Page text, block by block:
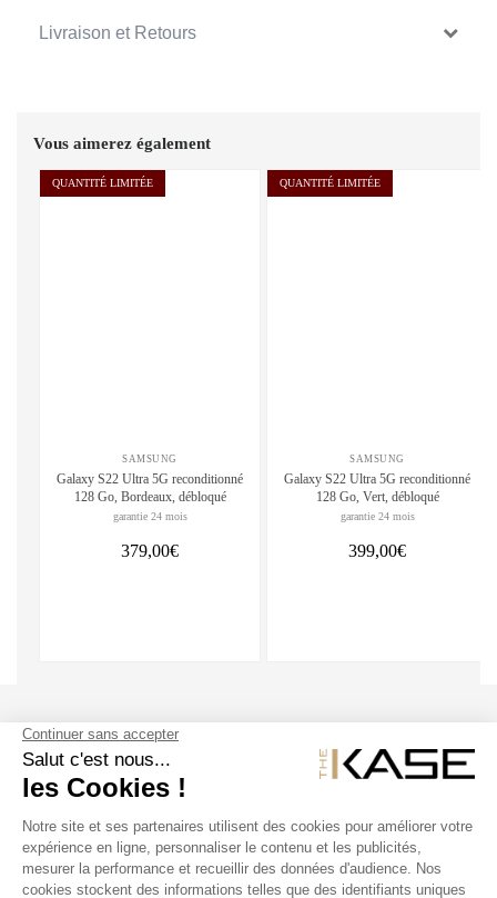
Livraison et Retours
Vous aimerez également
QUANTITÉ LIMITÉE
SAMSUNG
Galaxy S22 Ultra 5G reconditionné
128 Go, Bordeaux, débloqué
garantie 24 mois
379,00€
QUANTITÉ LIMITÉE
SAMSUNG
Galaxy S22 Ultra 5G reconditionné
128 Go, Vert, débloqué
garantie 24 mois
399,00€
NOS PRODUITS